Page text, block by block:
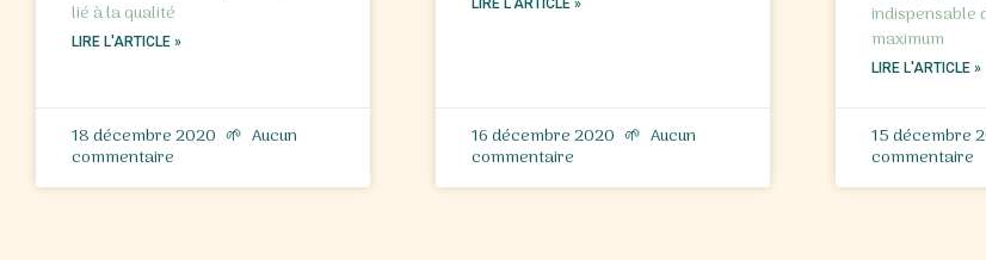
lié à la qualité
LIRE L'ARTICLE »
18 décembre 2020 Aucun
commentaire
LIRE L'ARTICLE »
16 décembre 2020 Aucun
commentaire
indispensable
maximum
LIRE L'ARTICLE »
15 décembre
commentaire